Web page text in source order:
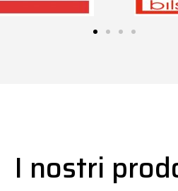
I nostri